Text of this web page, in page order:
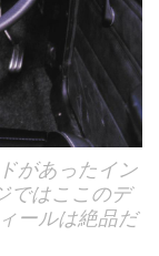
があったイン
ではここのデ
ールは絶品だ